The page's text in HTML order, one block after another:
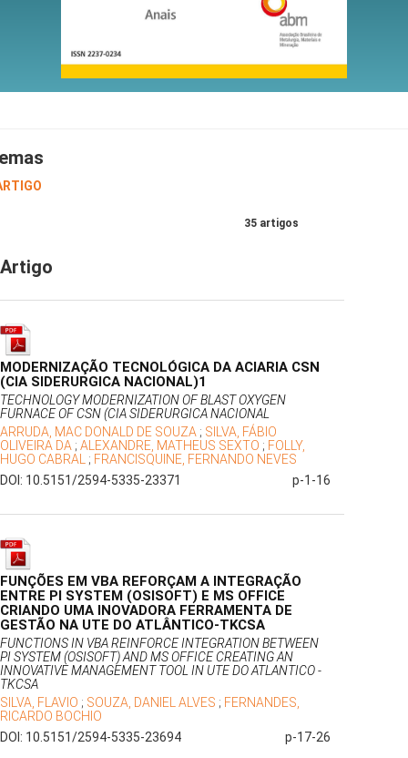
35 artigos
Artigo
MODERNIZAÇÃO TECNOLÓGICA DA ACIARIA CSN
(CIA SIDERURGICA NACIONAL)1
TECHNOLOGY MODERNIZATION OF BLAST OXYGEN
FURNACE OF CSN (CIA SIDERURGICA NACIONAL
ARRUDA, MAC DONALD DE SOUZA ; SILVA, FÁBIO
OLIVEIRA DA ; ALEXANDRE, MATHEUS SEXTO ; FOLLY,
HUGO CABRAL ; FRANCISQUINE, FERNANDO NEVES
DOI: 10.5151/2594-5335-23371
p-1-16
FUNÇÕES EM VBA REFORÇAM A INTEGRAÇÃO
ENTRE PI SYSTEM (OSISOFT) E MS OFFICE
CRIANDO UMA INOVADORA FERRAMENTA DE
GESTÃO NA UTE DO ATLÂNTICO-TKCSA
FUNCTIONS IN VBA REINFORCE INTEGRATION BETWEEN
PI SYSTEM (OSISOFT) AND MS OFFICE CREATING AN
INNOVATIVE MANAGEMENT TOOL IN UTE DO ATLANTICO -
TKCSA
SILVA, FLAVIO ; SOUZA, DANIEL ALVES ; FERNANDES,
RICARDO BOCHIO
DOI: 10.5151/2594-5335-23694
p-17-26